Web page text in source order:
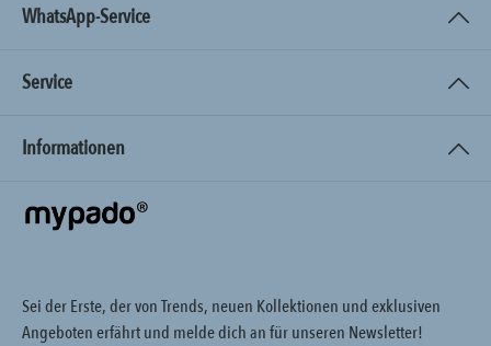
WhatsApp-Service
Service
Informationen
Sei der Erste, der von Trends, neuen Kollektionen und exklusiven
Angeboten erfährt und melde dich an für unseren Newsletter!